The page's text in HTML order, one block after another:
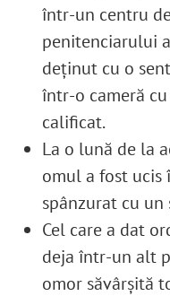
într-un centru
penitenciarului
deținut cu o
într-o cameră
calificat.
La o lună de la
omul a fost ucis
spânzurat cu un
Cel care a dat
deja într-un alt
omor săvârșită